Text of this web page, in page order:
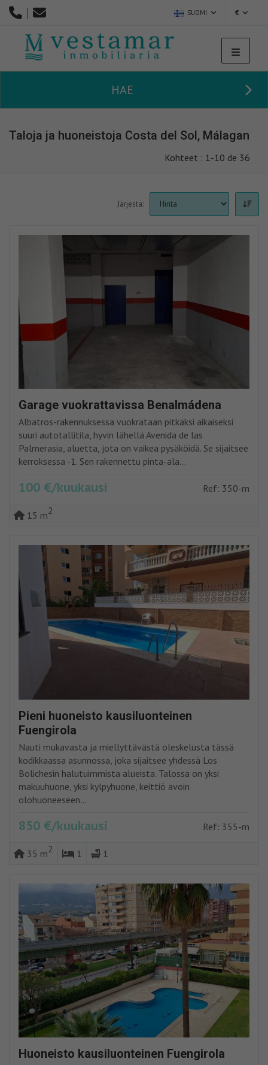
| SUOMI €
HAE
Taloja ja huoneistoja Costa del Sol, Málagan
Kohteet : 1-10 de 36
Järjestä:
Garage vuokrattavissa Benalmádena
Albatros-rakennuksessa vuokrataan pitkäksi aikaiseksi
suuri autotallitila, hyvin lähellä Avenida de las
Palmerasia, aluetta, jota on vaikea pysäköidä. Se sijaitsee
kerroksessa -1. Sen rakennettu pinta-ala...
100 €/kuukausi Ref: 350-m
15 m2
Pieni huoneisto kausiluonteinen
Fuengirola
Nauti mukavasta ja miellyttävästä oleskelusta tässä
kodikkaassa asunnossa, joka sijaitsee yhdessä Los
Bolichesin halutuimmista alueista. Talossa on yksi
makuuhuone, yksi kylpyhuone, keittiö avoin
olohuoneeseen...
850 €/kuukausi Ref: 355-m
35 m2 1 1
Huoneisto kausiluonteinen Fuengirola